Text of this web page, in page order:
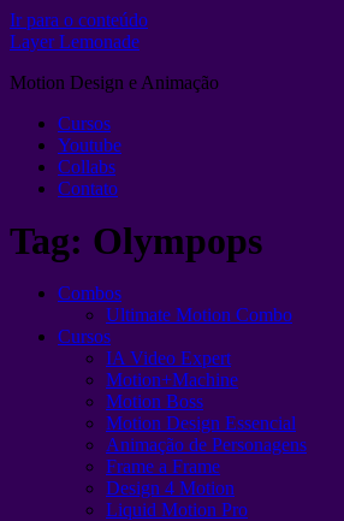
Ir para o conteúdo
Layer Lemonade
Motion Design e Animação
Cursos
Youtube
Collabs
Contato
Tag: Olympops
Combos
Ultimate Motion Combo
Cursos
IA Video Expert
Motion+Machine
Motion Boss
Motion Design Essencial
Animação de Personagens
Frame a Frame
Design 4 Motion
Liquid Motion Pro